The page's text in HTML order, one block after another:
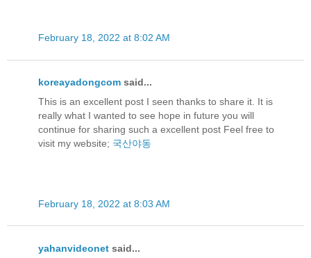
February 18, 2022 at 8:02 AM
koreayadongcom said...
This is an excellent post I seen thanks to share it. It is
really what I wanted to see hope in future you will
continue for sharing such a excellent post Feel free to
visit my website; 국산야동
February 18, 2022 at 8:03 AM
yahanvideonet said...